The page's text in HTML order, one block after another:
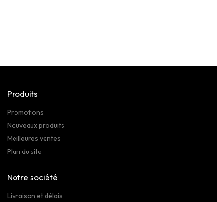
Produits
Promotions
Nouveaux produits
Meilleures ventes
Plan du site
Notre société
Livraison et délais